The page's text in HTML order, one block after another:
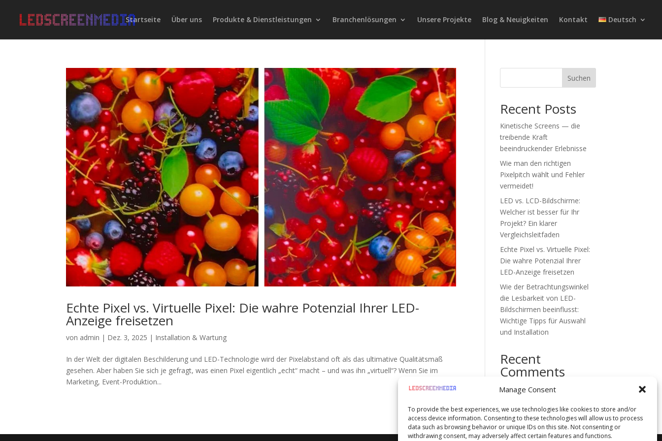
Manage Consent
To provide the best experiences, we use technologies like cookies to store and/or
access device information. Consenting to these technologies will allow us to process
data such as browsing behavior or unique IDs on this site. Not consenting or
withdrawing consent, may adversely affect certain features and functions.
Startseite Über uns Produkte & Dienstleistungen Branchenlösungen Unsere Projekte Blog & Neuigkeiten Kontakt Deutsch
Echte Pixel vs. Virtuelle Pixel: Die wahre Potenzial Ihrer LED-
Anzeige freisetzen
von admin | Dez. 3, 2025 | Installation & Wartung
In der Welt der digitalen Beschilderung und LED-Technologie wird der Pixelabstand oft als das ultimative Qualitätsmaß
gesehen. Aber haben Sie sich je gefragt, was einen Pixel eigentlich „echt“ macht – und was ihn „virtuell“? Wenn Sie im
Marketing, Event-Produktion...
Suchen
Recent Posts
Kinetische Screens — die
treibende Kraft
beeindruckender Erlebnisse
Wie man den richtigen
Pixelpitch wählt und Fehler
vermeidet!
LED vs. LCD-Bildschirme:
Welcher ist besser für Ihr
Projekt? Ein klarer
Vergleichsleitfaden
Echte Pixel vs. Virtuelle Pixel:
Die wahre Potenzial Ihrer
LED-Anzeige freisetzen
Wie der Betrachtungswinkel
die Lesbarkeit von LED-
Bildschirmen beeinflusst:
Wichtige Tipps für Auswahl
und Installation
Recent
Comments
Es sind keine Kommentare